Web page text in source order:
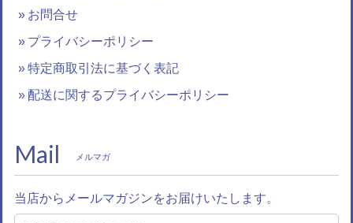
お問合せ
プライバシーポリシー
特定商取引法に基づく表記
配送に関するプライバシーポリシー
Mail メルマガ
当店からメールマガジンをお届けいたします。